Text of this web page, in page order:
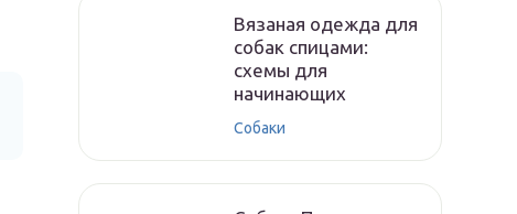
Вязаная одежда для
собак спицами:
схемы для
начинающих
Собаки